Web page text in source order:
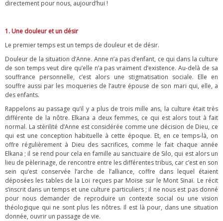
directement pour nous, aujourd’hui !
1. Une douleur et un désir
Le premier temps est un temps de douleur et de désir.
Douleur de la situation d’Anne. Anne n’a pas d’enfant, ce qui dans la culture
de son temps veut dire qu’elle n’a pas vraiment d’existence. Au-delà de sa
souffrance personnelle, c’est alors une stigmatisation sociale. Elle en
souffre aussi par les moqueries de l’autre épouse de son mari qui, elle, a
des enfants.
Rappelons au passage qu’il y a plus de trois mille ans, la culture était très
différente de la nôtre. Elkana a deux femmes, ce qui est alors tout à fait
normal. La stérilité d’Anne est considérée comme une décision de Dieu, ce
qui est une conception habituelle à cette époque. Et, en ce temps-là, on
offre régulièrement à Dieu des sacrifices, comme le fait chaque année
Elkana ; il se rend pour cela en famille au sanctuaire de Silo, qui est alors un
lieu de pèlerinage, de rencontre entre les différentes tribus, car c’est en son
sein qu’est conservée l’arche de l’alliance, coffre dans lequel étaient
déposées les tables de la Loi reçues par Moïse sur le Mont Sinaï. Le récit
s’inscrit dans un temps et une culture particuliers ; il ne nous est pas donné
pour nous demander de reproduire un contexte social ou une vision
théologique qui ne sont plus les nôtres. Il est là pour, dans une situation
donnée, ouvrir un passage de vie.